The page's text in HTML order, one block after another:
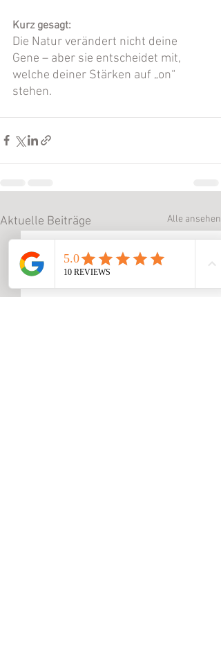
Kurz gesagt:
Die Natur verändert nicht deine
Gene – aber sie entscheidet mit,
welche deiner Stärken auf „on“
stehen.
Aktuelle Beiträge Alle ansehen